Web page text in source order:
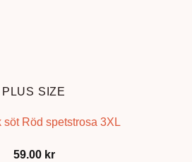
PLUS SIZE
söt Röd spetstrosa 3XL
59.00 kr